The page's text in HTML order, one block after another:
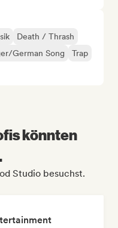
Death / Thrash
German Song
Trap
könnten
Studio besuchst.